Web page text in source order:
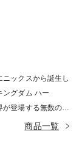
ックスから誕生し
ングダム ハー
が登場する無数のワ
光の世界。その星々
商品一覧